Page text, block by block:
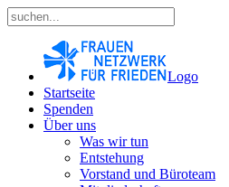
Logo
Startseite
Spenden
Über uns
Was wir tun
Entstehung
Vorstand und Büroteam